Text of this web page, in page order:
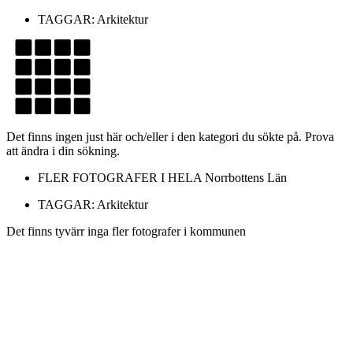
TAGGAR: Arkitektur
Det finns ingen just här och/eller i den kategori du sökte på. Prova
att ändra i din sökning.
FLER FOTOGRAFER I HELA Norrbottens Län
TAGGAR: Arkitektur
Det finns tyvärr inga fler fotografer i kommunen